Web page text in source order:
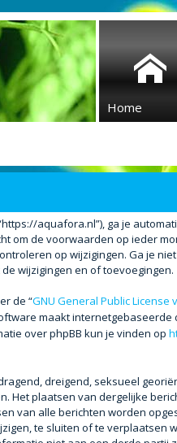
Home
aquafora.nl”), ga je
om de voorwaarden op ieder
op wijzigingen. Ga je
wijzigingen en of toevoegingen.
de “GNU General Public License
maakt
over phpBB kun je vinden op
dreigend, seksueel
Het plaatsen van dergelijke
van alle berichten worden
te sluiten of te verplaatsen